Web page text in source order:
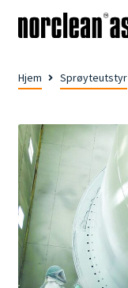
Hjem Sprøyteutstyr